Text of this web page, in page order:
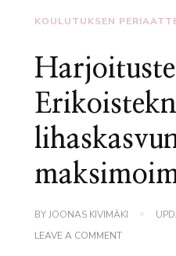
KOULUTUKSEN
BYJOONAS KIVIMÄKI
LEAVE A COMMENTON